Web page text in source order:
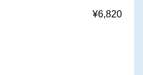
¥6,820